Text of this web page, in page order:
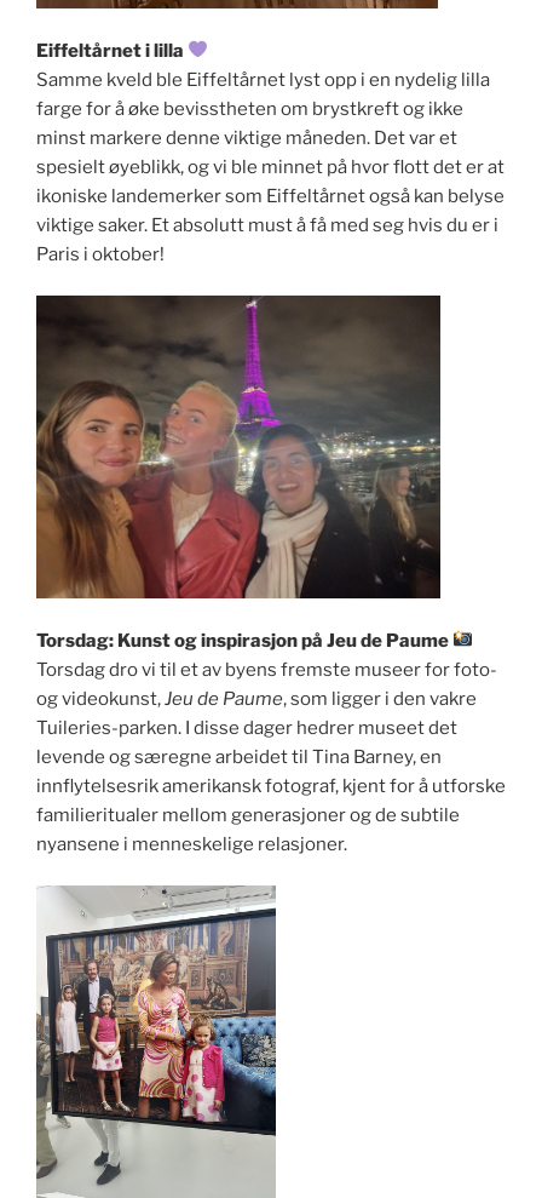
Eiffeltårnet i lilla
Samme kveld ble Eiffeltårnet lyst opp i en nydelig lilla
farge for å øke bevisstheten om brystkreft og ikke
minst markere denne viktige måneden. Det var et
spesielt øyeblikk, og vi ble minnet på hvor flott det er at
ikoniske landemerker som Eiffeltårnet også kan belyse
viktige saker. Et absolutt must å få med seg hvis du er i
Paris i oktober!
Torsdag: Kunst og inspirasjon på Jeu de Paume
Torsdag dro vi til et av byens fremste museer for foto-
og videokunst,Jeu de Paume, som ligger i den vakre
Tuileries-parken. I disse dager hedrer museet det
levende og særegne arbeidet til Tina Barney, en
innflytelsesrik amerikansk fotograf, kjent for å utforske
familieritualer mellom generasjoner og de subtile
nyansene i menneskelige relasjoner.